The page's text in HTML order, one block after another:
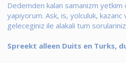
Dedemden kalan samanizm yetkim
yapiyorum. Ask, is, yolculuk, kazanc
geleceginiz ile alakali tum
Spreekt alleen Duits en Turks,